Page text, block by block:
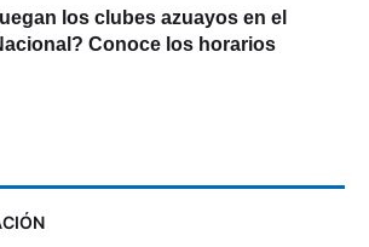
los clubes azuayos en el
Conoce los horarios